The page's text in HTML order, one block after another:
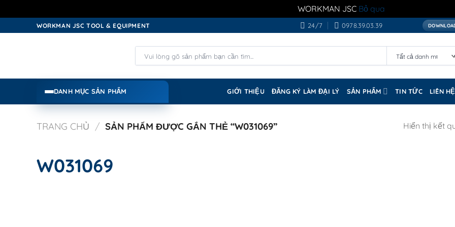
WORKMAN JSC Bỏ qua
to
WORKMAN JSC TOOL & EQUIPMENT 24/7 0978.39.03.39
kiếm:
DANH MỤC SẢN PHẨM GIỚI THIỆU ĐĂNG KÝ LÀM ĐẠI LÝ SẢN PHẨM TIN TỨC LIÊN HỆ
TRANG CHỦ / SẢN PHẨM ĐƯỢC GẮN THẺ “W031069” Hiển thị kết
W031069